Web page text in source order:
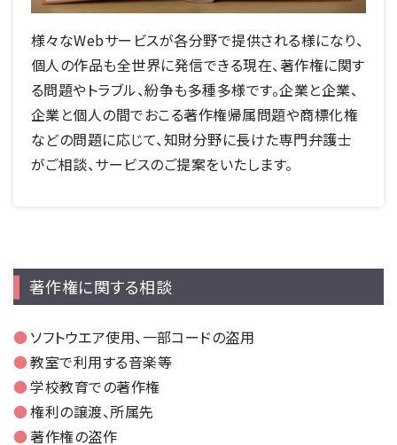
様々なWebサービスが各分野で提供される様になり、
個人の作品も全世界に発信できる現在、著作権に関す
る問題やトラブル、紛争も多種多様です。企業と企業、
企業と個人の間でおこる著作権帰属問題や商標化権
などの問題に応じて、知財分野に長けた専門弁護士
がご相談、サービスのご提案をいたします。
著作権に関する相談
ソフトウエア使用、一部コードの盗用
教室で利用する音楽等
学校教育での著作権
権利の譲渡、所属先
著作権の盗作